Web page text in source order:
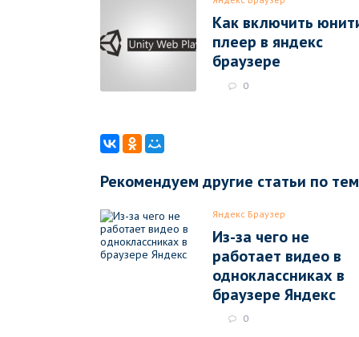
Как включить
плеер в яндекс
браузере
0
Рекомендуем другие статьи по
Яндекс Браузер
Из-за чего не
работает видео в
одноклассниках в
браузере Яндекс
0